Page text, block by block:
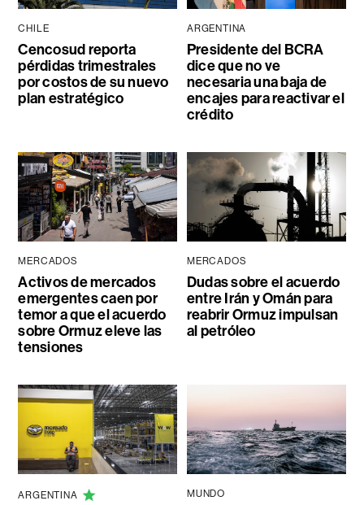
CHILE
Cencosud reporta
pérdidas trimestrales
por costos de su nuevo
plan estratégico
ARGENTINA
Presidente del BCRA
dice que no ve
necesaria una baja de
encajes para reactivar el
crédito
MERCADOS
Activos de mercados
emergentes caen por
temor a que el acuerdo
sobre Ormuz eleve las
tensiones
MERCADOS
Dudas sobre el acuerdo
entre Irán y Omán para
reabrir Ormuz impulsan
al petróleo
ARGENTINA MUNDO